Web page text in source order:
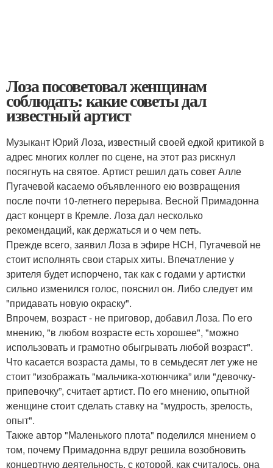
Лоза посоветовал женщинам
соблюдать: какие советы дал
известный артист
Музыкант Юрий Лоза, известный своей едкой критикой в
адрес многих коллег по сцене, на этот раз рискнул
посягнуть на святое. Артист решил дать совет Алле
Пугачевой касаемо объявленного ею возвращения
после почти 10-летнего перерыва. Весной Примадонна
даст концерт в Кремле. Лоза дал несколько
рекомендаций, как держаться и о чем петь.
Прежде всего, заявил Лоза в эфире НСН, Пугачевой не
стоит исполнять свои старых хиты. Впечатление у
зрителя будет испорчено, так как с годами у артистки
сильно изменился голос, пояснил он. Либо следует им
"придавать новую окраску".
Впрочем, возраст - не приговор, добавил Лоза. По его
мнению, "в любом возрасте есть хорошее", "можно
использовать и грамотно обыгрывать любой возраст".
Что касается возраста дамы, то в семьдесят лет уже не
стоит "изображать "мальчика-хотюнчика” или "девочку-
припевочку”, считает артист. По его мнению, опытной
женщине стоит сделать ставку на "мудрость, зрелость,
опыт".
Также автор "Маленького плота" поделился мнением о
том, почему Примадонна вдруг решила возобновить
концертную деятельность, с которой, как считалось, она